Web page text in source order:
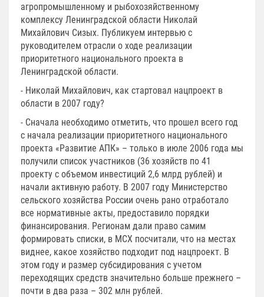
агропромышленному и рыбохозяйственному
комплексу Ленинградской области Николай
Михайлович Сизых. Публикуем интервью с
руководителем отрасли о ходе реализации
приоритетного национального проекта в
Ленинградской области.
- Николай Михайлович, как стартовал нацпроект в
области в 2007 году?
- Сначала необходимо отметить, что прошел всего год
с начала реализации приоритетного национального
проекта «Развитие АПК» – только в июле 2006 года мы
получили список участников (36 хозяйств по 41
проекту с объемом инвестиций 2,6 млрд рублей) и
начали активную работу. В 2007 году Министерство
сельского хозяйства России очень рано отработало
все нормативные акты, предоставило порядки
финансирования. Регионам дали право самим
формировать списки, в МСХ посчитали, что на местах
виднее, какое хозяйство подходит под нацпроект. В
этом году и размер субсидирования с учетом
переходящих средств значительно больше прежнего –
почти в два раза – 302 млн рублей.